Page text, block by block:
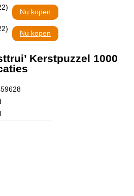
Nu kopen
Nu kopen
Kerstpuzzel 1000